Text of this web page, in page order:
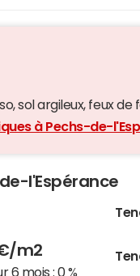
sol argileux, feux de
à Pechs-de-
l'Espérance
m2
6 mois :0 %